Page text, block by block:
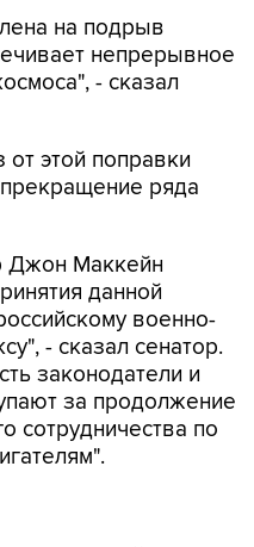
на подрыв
непрерывное
- сказал
от этой поправки
ряда
Джон Маккейн
данной
военно-
- сказал сенатор.
законодатели и
за продолжение
сотрудничества по